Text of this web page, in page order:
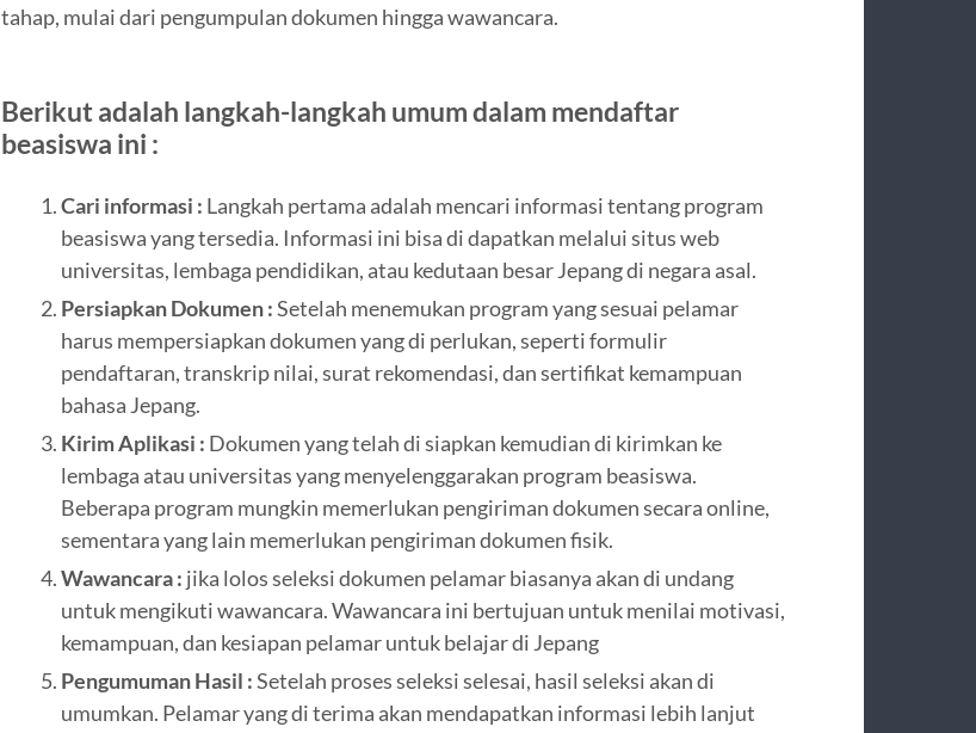
tahap, mulai dari pengumpulan dokumen hingga wawancara.
Berikut adalah langkah-langkah umum dalam mendaftar
beasiswa ini :
Cari informasi : Langkah pertama adalah mencari informasi tentang program
beasiswa yang tersedia. Informasi ini bisa di dapatkan melalui situs web
universitas, lembaga pendidikan, atau kedutaan besar Jepang di negara asal.
Persiapkan Dokumen :Setelah menemukan program yang sesuai pelamar
harus mempersiapkan dokumen yang di perlukan, seperti formulir
pendaftaran, transkrip nilai, surat rekomendasi, dan sertifikat kemampuan
bahasa Jepang.
Kirim Aplikasi : Dokumen yang telah di siapkan kemudian di kirimkan ke
lembaga atau universitas yang menyelenggarakan program beasiswa.
Beberapa program mungkin memerlukan pengiriman dokumen secara online,
sementara yang lain memerlukan pengiriman dokumen fisik.
Wawancara : jika lolos seleksi dokumen pelamar biasanya akan di undang
untuk mengikuti wawancara. Wawancara ini bertujuan untuk menilai motivasi,
kemampuan, dan kesiapan pelamar untuk belajar di Jepang
Pengumuman Hasil :Setelah proses seleksi selesai, hasil seleksi akan di
umumkan. Pelamar yang di terima akan mendapatkan informasi lebih lanjut